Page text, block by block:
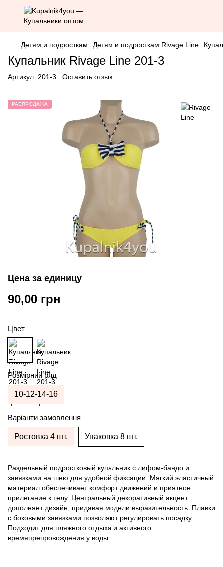
Детям и подросткам Детям и подросткам Rivage Line
Купальник Rivage Line 201-3
Артикул: 201-3 Оставить отзыв
РАСПРОДАЖА
Цена за единицу
90,00 грн
Цвет
Розмірний ряд
10-12-14-16
Варіанти замовлення
Ростовка 4 шт. Упаковка 8 шт.
Раздельный подростковый купальник с лифом-бандо и
завязками на шею для удобной фиксации. Мягкий эластичный
материал обеспечивает комфорт движений и приятное
прилегание к телу. Центральный декоративный акцент
дополняет дизайн, придавая модели выразительность. Плавки
с боковыми завязками позволяют регулировать посадку.
Подходит для пляжного отдыха и активного
времяпрепровождения у воды.